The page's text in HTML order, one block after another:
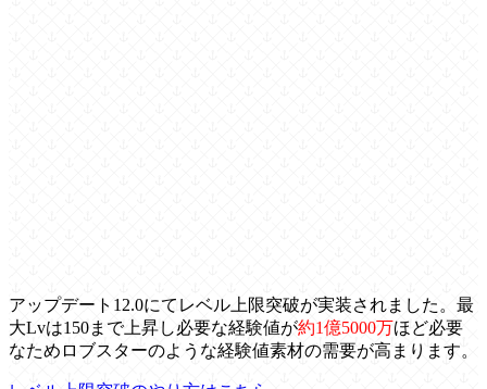
アップデート12.0にてレベル上限突破が実装されました。最
大Lvは150まで上昇し必要な経験値が約1億5000万ほど必要
なためロブスターのような経験値素材の需要が高まります。